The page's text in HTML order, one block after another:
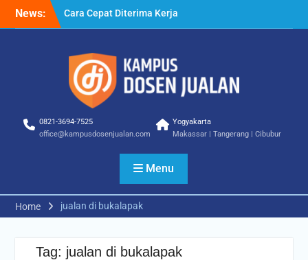
News:
Cara Cepat Diterima Kerja
– Tips Praktis yang Bisa
Cara Biar Dapat Pekerjaan
– Panduan Lengkap untuk
Pencari Kerja
Cara Dapat Pekerjaan –
Memperbesar Peluang
0821-3694-7525
office@kampusdosenjualan.com
Yogyakarta
Makassar | Tangerang | Cibubur
Menu
Home jualan di bukalapak
Tag: jualan di bukalapak